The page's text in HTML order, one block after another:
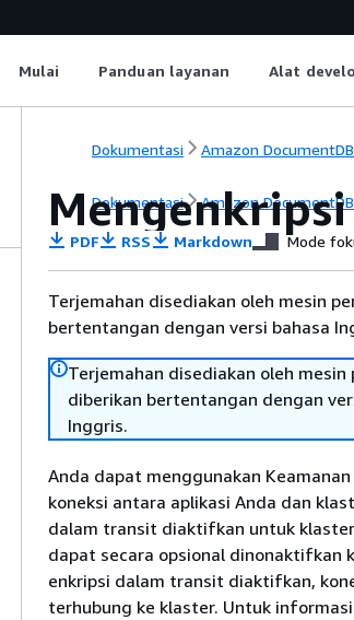
Mulai Panduan layanan Alat
Dokumentasi Amazon DocumentDB
Dokumentasi Amazon DocumentDB
PDF RSS Markdown Mode
Terjemahan disediakan oleh mesin
bertentangan dengan versi bahasa
Terjemahan disediakan oleh
diberikan bertentangan dengan
Inggris.
Anda dapat menggunakan
koneksi antara aplikasi Anda dan
dalam transit diaktifkan untuk
dapat secara opsional dinonaktifkan
enkripsi dalam transit diaktifkan,
terhubung ke klaster. Untuk